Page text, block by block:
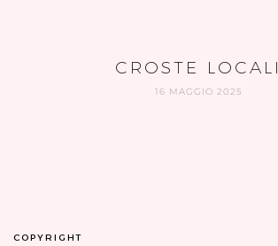
CROSTE LOCALI
16 MAGGIO 2025
COPYRIGHT